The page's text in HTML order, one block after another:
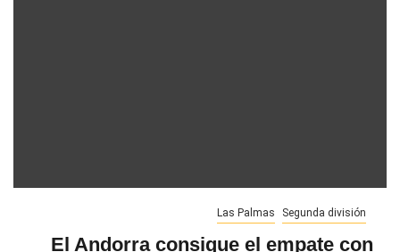
Las Palmas Segunda división
El Andorra consigue el empate con